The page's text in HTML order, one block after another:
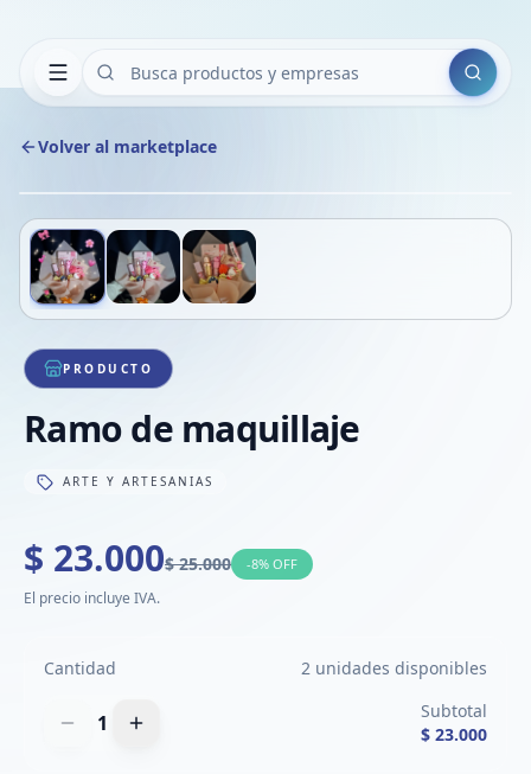
Buscar
Volver al marketplace
1/3
PRODUCTO
Ramo de maquillaje
ARTE Y ARTESANIAS
$ 23.000$ 25.000 -8% OFF
El precio incluye IVA.
Cantidad 2 unidades disponibles
1
Subtotal
$ 23.000